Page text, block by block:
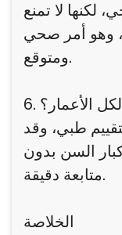
لكنها لا تمنع
وهو أمر صحي
ومتوقع.
الأعمار؟
طبي، وقد
السن بدون
متابعة دقيقة.
الخلاصة